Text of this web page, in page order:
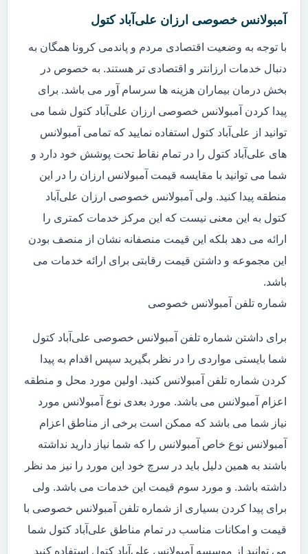
آمبولانس خصوصی ارزان علی‌آباد کتول
با توجه به وضعیت اقتصادی مردم و پاندمی کرونا همگان به
دنبال خدمات ارزانتر و اقتصادی تر هستند. به خصوص در
بخش درمان بیماران هزینه ها سرسام آور می باشد. برای
پیدا کردن آمبولانس خصوصی ارزان علی‌آباد کتول شما می
توانید از علی‌آباد کتول استفاده نمایید که تمامی آمبولانس
های علی‌آباد کتول را در تمام نقاط تحت پوشش خود دارد و
شما می توانید با مقایسه قیمت آمبولانس ارزان را در این
منطقه پیدا کنید. ولی آمبولانس خصوصی ارزان علی‌آباد
کتول به این معنی نیست که این مرکز خدمات کمتری را
ارائه می دهد بلکه این قیمت منصفانه نشان از منصف بودن
این مجموعه و داشتن قیمت رقابتی برای ارائه خدمات می
باشد.
شماره تلفن آمبولانس خصوصی
برای داشتن شماره تلفن آمبولانس خصوصی علی‌آباد کتول
شما بایستی مواردی را در نظر بگیرید سپس اقدام به پیدا
کردن شماره تلفن آمبولانس کنید. اولین مورد محل و منطقه
اعزام آمبولانس می باشد. مورد بعدی نوع آمبولانس مورد
نیاز شما می باشد که ممکن است برخی از مناطق اعزام
آمبولانس نوع خاص آمبولانس را که شما نیاز دارید نداشته
باشند به همین دلیل باید در سرچ خود این مورد را نیز مد نظر
داشته باشد. و مورد سوم قیمت این خدمات می باشد. ولی
برای پیدا کردن بسیاری از شماره تلفن آمبولانس خصوصی با
قیمت و امکانات مناسب در تمام مناطق علی‌آباد کتول شما
می توانید از موسسه آمبولانس علی‌آباد کتول استفاده کنید